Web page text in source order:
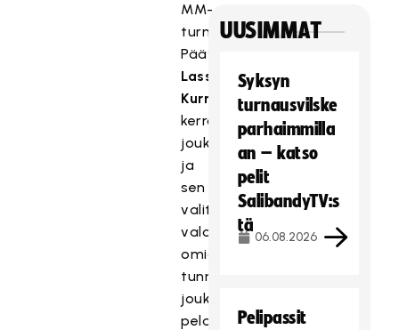
MM-
turnaukseen.
Päävalmentaja
Lasse
Kurrosen
kerrottua
joukkueesta
ja
sen
valitsemisesta
valottivat
omia
tunnelmiaan
joukkueen
pelaajista
UUSIMMAT
Syksyn
turnausvilske
parhaimmilla
an – katso
pelit
SalibandyTV:s
tä
06.08.2026
Pelipassit